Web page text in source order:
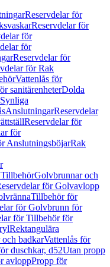
Reservdelar för
Reservdelar för
för
för
Reservdelar för
för Rak
Vattenlås för
sanitärenheterDolda
Synliga
AnslutningarReservdelar
Reservdelar för
för
AnslutningsböjarRak
Golvbrunnar och
för Golvavlopp
Tillbehör för
för Golvbrunn för
för Tillbehör för
Rektangulära
badkarVattenlås för
duschkar, d52Utan propp
avloppPropp för